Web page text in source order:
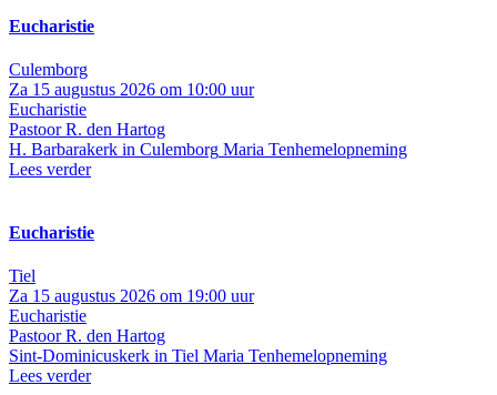
Eucharistie
Culemborg
Za 15 augustus 2026 om 10:00 uur
Eucharistie
Pastoor R. den Hartog
H. Barbarakerk in Culemborg Maria Tenhemelopneming
Lees verder
Eucharistie
Tiel
Za 15 augustus 2026 om 19:00 uur
Eucharistie
Pastoor R. den Hartog
Sint-Dominicuskerk in Tiel Maria Tenhemelopneming
Lees verder